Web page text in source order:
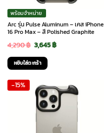
พร้อมจำหน่าย
Arc รุ่น Pulse Aluminum – เคส iPhone
16 Pro Max – สี Polished Graphite
4,290฿ Original
price
was:
4,290 ฿.
3,645฿Current
3,645 ฿.
หยิบใส่ตะกร้า
-15%